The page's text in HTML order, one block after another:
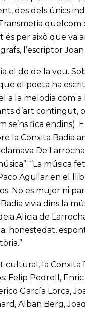
des dels únics
és per això que va
l’escriptor
el do de la veu.
el poeta ha
a la melodia com
d’art
se’ns fica endins).
la Conxita Badia
De
“La
Aguilar en el
No es mujer ni
vivia dins la
Alícia de
honestedat,
la Conxita
Pedrell, Enric
García Lorca,
Alban Berg,